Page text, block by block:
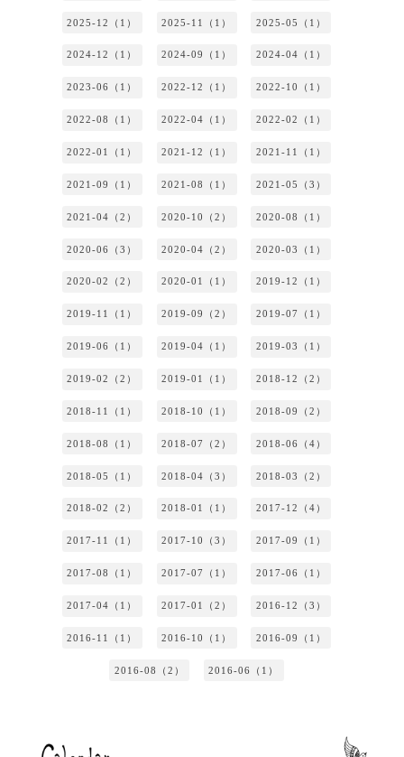
2025-12（1） 2025-11（1） 2025-05（1）
2024-12（1） 2024-09（1） 2024-04（1）
2023-06（1） 2022-12（1） 2022-10（1）
2022-08（1） 2022-04（1） 2022-02（1）
2022-01（1） 2021-12（1） 2021-11（1）
2021-09（1） 2021-08（1） 2021-05（3）
2021-04（2） 2020-10（2） 2020-08（1）
2020-06（3） 2020-04（2） 2020-03（1）
2020-02（2） 2020-01（1） 2019-12（1）
2019-11（1） 2019-09（2） 2019-07（1）
2019-06（1） 2019-04（1） 2019-03（1）
2019-02（2） 2019-01（1） 2018-12（2）
2018-11（1） 2018-10（1） 2018-09（2）
2018-08（1） 2018-07（2） 2018-06（4）
2018-05（1） 2018-04（3） 2018-03（2）
2018-02（2） 2018-01（1） 2017-12（4）
2017-11（1） 2017-10（3） 2017-09（1）
2017-08（1） 2017-07（1） 2017-06（1）
2017-04（1） 2017-01（2） 2016-12（3）
2016-11（1） 2016-10（1） 2016-09（1）
2016-08（2） 2016-06（1）